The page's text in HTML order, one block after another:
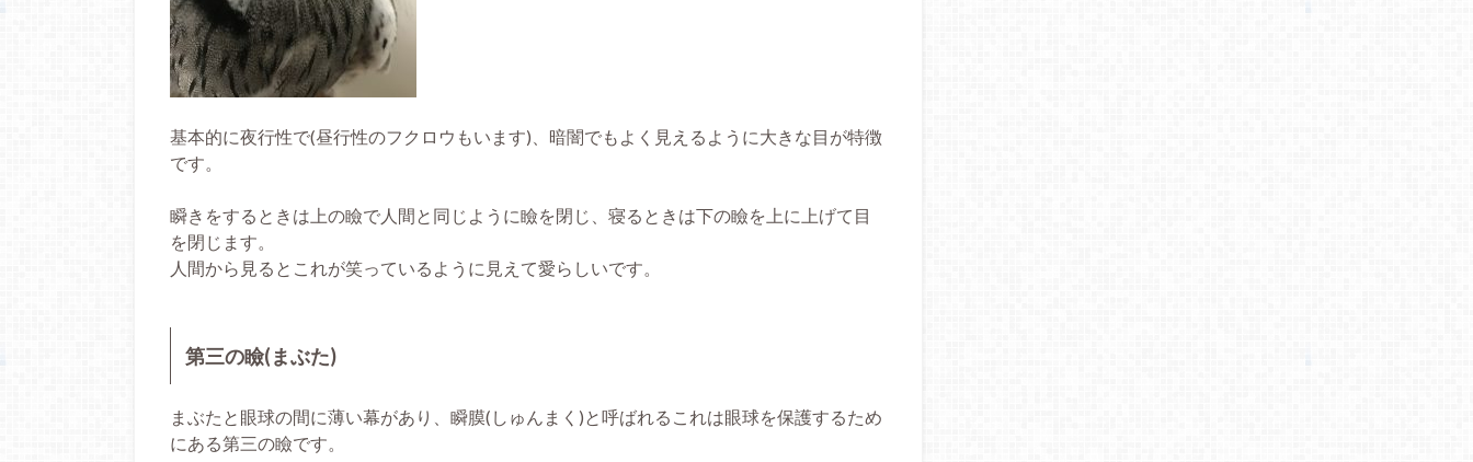
基本的に夜行性で(昼行性のフクロウもいます)、暗闇でもよく見えるように大きな目が特徴
です。
瞬きをするときは上の瞼で人間と同じように瞼を閉じ、寝るときは下の瞼を上に上げて目
を閉じます。
人間から見るとこれが笑っているように見えて愛らしいです。
第三の瞼(まぶた)
まぶたと眼球の間に薄い幕があり、瞬膜(しゅんまく)と呼ばれるこれは眼球を保護するため
にある第三の瞼です。